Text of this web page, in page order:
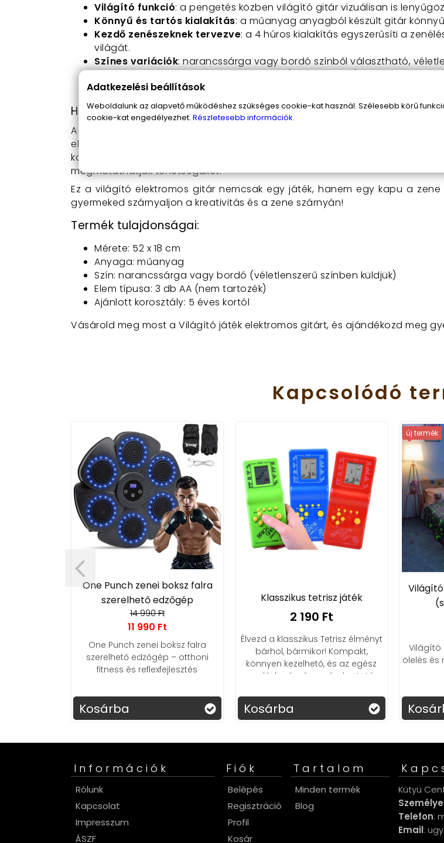
Világító funkció: a pengetés közben világító gitár vizuálisan is
Könnyű és tartós kialakítás: a műanyag anyagból készült gitár
Kezdő zenészeknek tervezve: a 4 húros kialakítás egyszerűsíti a
világát.
Színes variációk: narancssárga vagy bordó színből választható,
Elemről működtethető: a 3 db AA elem (nem tartozék) biztosítja a
5 éves kortól ajánlott: már a legkisebbek is élvezhetik a zenélés örömét.
Hogyan használd?
A Világító játék elektromos gitár használata egyszerű és szórakoztató.
elemtartóba, és már kezdődhet is a zenélés! A gyerekek saját dallamokat
koncertélményt nyújtva számukra. Ideális választás otthoni
megmutathatják tehetségüket.
Ez a világító elektromos gitár nemcsak egy játék, hanem egy kapu a
gyermeked szárnyaljon a kreativitás és a zene szárnyán!
Termék tulajdonságai:
Mérete: 52 x 18 cm
Anyaga: műanyag
Szín: narancssárga vagy bordó (véletlenszerű színben küldjük)
Elem típusa: 3 db AA (nem tartozék)
Ajánlott korosztály: 5 éves kortól
Vásárold meg most a Világító játék elektromos gitárt, és ajándékozd meg
Kapcsolódó
One Punch zenei boksz falra
szerelhető edzőgép
14 990 Ft
11 990 Ft
One Punch zenei boksz falra
szerelhető edzőgép – otthoni
fitness és reflexfejlesztés
Kosárba
Klasszikus tetrisz játék
2 190 Ft
Élvezd a klasszikus Tetrisz élményt
bárhol, bármikor! Kompakt,
könnyen kezelhető, és az egész
család számára szórakoztató.
Kosárba
új termék
Világító
ölelés és
Információk
Rólunk
Kapcsolat
Impresszum
ÁSZF
Fiók
Belépés
Regisztráció
Profil
Kosár
Tartalom
Minden termék
Blog
Kütyü
Telefon:
Email:
Adatkezelési beállítások
Weboldalunk az alapvető működéshez szükséges cookie-kat használ. Szélesebb körű
cookie-kat engedélyezhet. Részletesebb információk.